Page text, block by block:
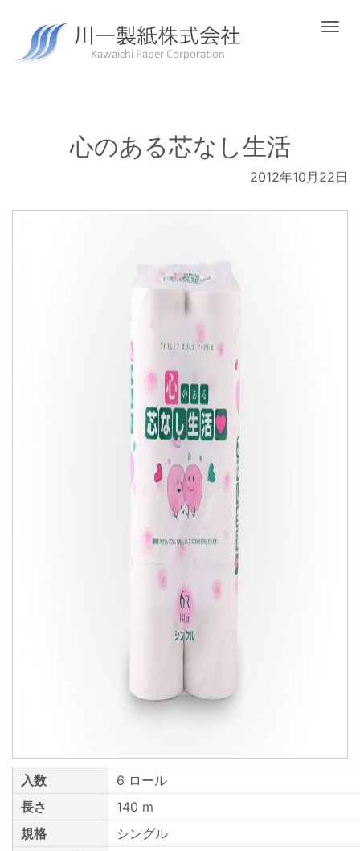
心のある芯なし生活
2012年10月22日
入数
6 ロール
長さ
140 m
規格
シングル